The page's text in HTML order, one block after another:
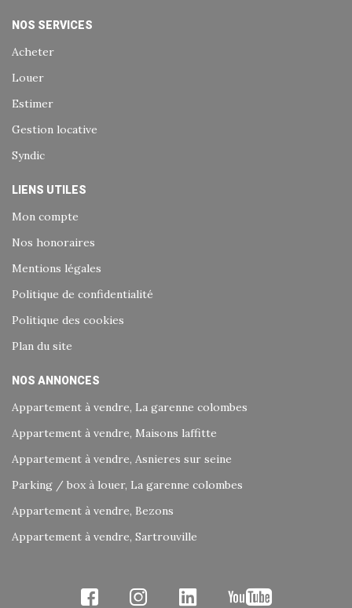
NOS SERVICES
Acheter
Louer
Estimer
Gestion locative
Syndic
LIENS UTILES
Mon compte
Nos honoraires
Mentions légales
Politique de confidentialité
Politique des cookies
Plan du site
NOS ANNONCES
Appartement à vendre, La garenne colombes
Appartement à vendre, Maisons laffitte
Appartement à vendre, Asnieres sur seine
Parking / box à louer, La garenne colombes
Appartement à vendre, Bezons
Appartement à vendre, Sartrouville